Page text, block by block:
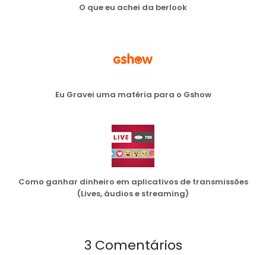
O que eu achei da berlook
Eu Gravei uma matéria para o Gshow
Como ganhar dinheiro em aplicativos de transmissões
(Lives, áudios e streaming)
3 Comentários